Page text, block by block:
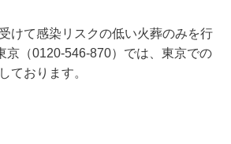
けて感染リスクの低い火葬のみを行
京（0120-546-870）では、東京での
ております。